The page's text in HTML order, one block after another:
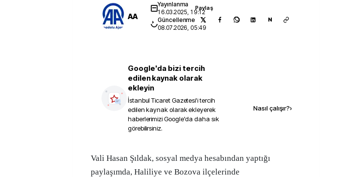
AA
Yayınlanma
16.03.2025, 19:12
Güncellenme
08.07.2026, 05:49
Paylaş
N
Google'da bizi tercih
edilen kaynak olarak
ekleyin
İstanbul Ticaret Gazetesi'i tercih
edilen kaynak olarak ekleyerek
haberlerimizi Google'da daha sık
görebilirsiniz.
Nasıl çalışır?›
Vali Hasan Şıldak, sosyal medya hesabından yaptığı
paylaşımda, Haliliye ve Bozova ilçelerinde